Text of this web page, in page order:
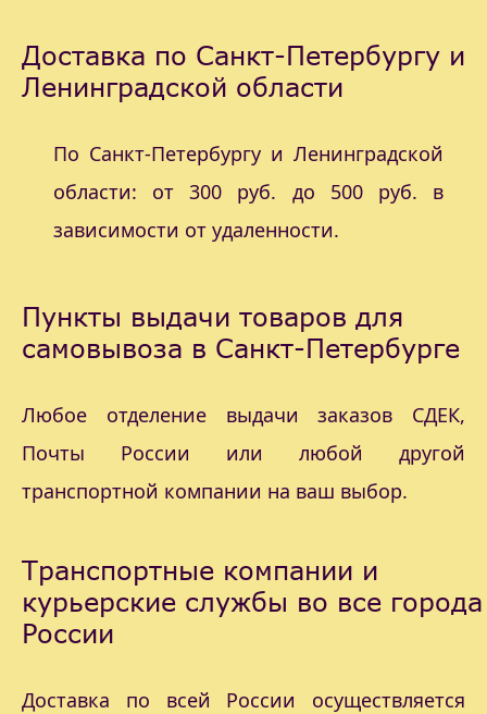
Доставка по Санкт-Петербургу и
Ленинградской области
По Санкт-Петербургу и Ленинградской
области: от 300 руб. до 500 руб. в
зависимости от удаленности.
Пункты выдачи товаров для
самовывоза в Санкт-Петербурге
Любое отделение выдачи заказов СДЕК,
Почты России или любой другой
транспортной компании на ваш выбор.
Транспортные компании и
курьерские службы во все города
России
Доставка по всей России осуществляется